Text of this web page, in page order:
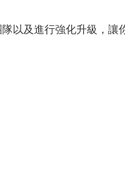
以及進行強化升級，讓